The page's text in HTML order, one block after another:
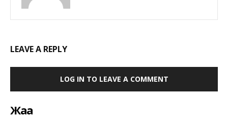
LEAVE A REPLY
LOG IN TO LEAVE A COMMENT
Жаңа